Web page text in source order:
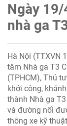
Ngày
nhà ga
Hà Nội (TTXVN
tâm Nhà ga T3
(TPHCM), Thủ
khởi công,
thành Nhà ga
và đường nối
thông xe kỹ